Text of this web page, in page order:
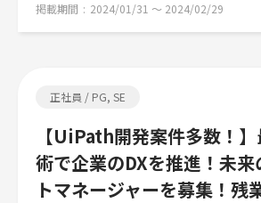
掲載期間 2024/01/31 〜 2024/02/29
正社員 / PG, SE
【UiPath開発案件多数！
術で企業のDXを推進！未
トマネージャーを募集！残